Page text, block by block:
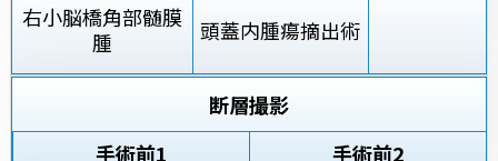
右小脳橋角部髄膜
腫
頭蓋内腫瘍摘出術
断層撮影
手術前1 手術前2